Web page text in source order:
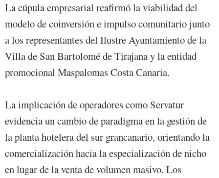
La cúpula empresarial reafirmó la viabilidad del
modelo de coinversión e impulso comunitario junto
a los representantes del Ilustre Ayuntamiento de la
Villa de San Bartolomé de Tirajana y la entidad
promocional Maspalomas Costa Canaria.
La implicación de operadores como Servatur
evidencia un cambio de paradigma en la gestión de
la planta hotelera del sur grancanario, orientando la
comercialización hacia la especialización de nicho
en lugar de la venta de volumen masivo. Los